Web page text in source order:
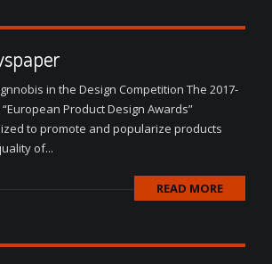
in the Design Competition The 2017-
Product Design Awards”
to promote and popularize products
of...
READ MORE